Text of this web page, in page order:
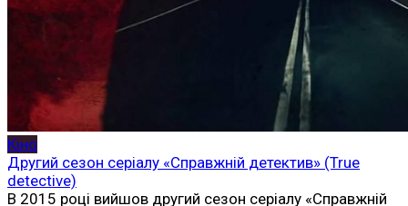
Кіно
Другий сезон серіалу «Справжній детектив» (True
detective)
В 2015 році вийшов другий сезон серіалу «Справжній